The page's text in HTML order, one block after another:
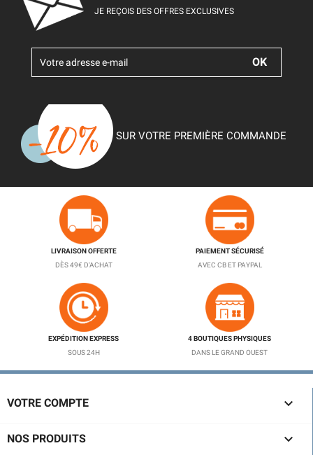
JE REÇOIS DES OFFRES EXCLUSIVES
SUR VOTRE PREMIÈRE COMMANDE
LIVRAISON OFFERTE
DÈS 49€ D'ACHAT
PAIEMENT SÉCURISÉ
AVEC CB ET PAYPAL
EXPÉDITION EXPRESS
SOUS 24H
4 BOUTIQUES PHYSIQUES
DANS LE GRAND OUEST
VOTRE COMPTE 
NOS PRODUITS 